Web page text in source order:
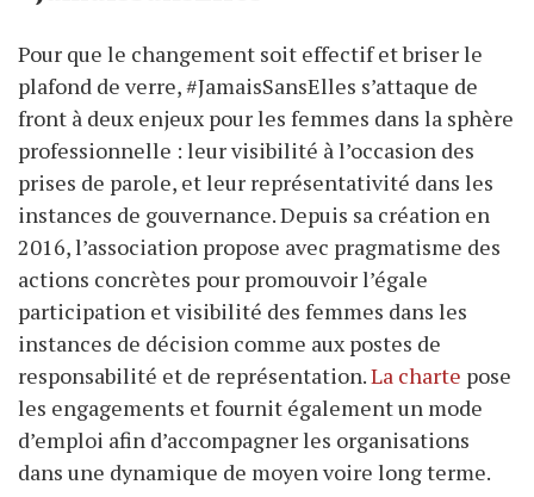
Pour que le changement soit effectif et briser le
plafond de verre, #JamaisSansElles s’attaque de
front à deux enjeux pour les femmes dans la sphère
professionnelle : leur visibilité à l’occasion des
prises de parole, et leur représentativité dans les
instances de gouvernance. Depuis sa création en
2016, l’association propose avec pragmatisme des
actions concrètes pour promouvoir l’égale
participation et visibilité des femmes dans les
instances de décision comme aux postes de
responsabilité et de représentation.La charte pose
les engagements et fournit également un mode
d’emploi afin d’accompagner les organisations
dans une dynamique de moyen voire long terme.